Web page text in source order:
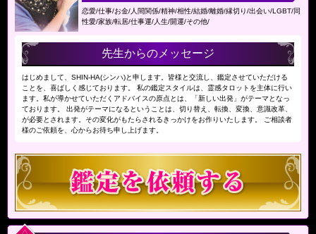
恋愛/仕事/お金/人間関係/精神/相性/結婚/離婚/縁切り/出会い/LGBT/同
性愛/家族/転居/仕事運/人生/開運/その他/
先生からのメッセージ
はじめまして、SHIN-HA(シンハ)と申します。皆様と交流し、鑑定させていただける
ことを、喜ばしく感じております。 私の鑑定スタイルは、霊感タロットを主体に行い
ます。私が導かせていただくアドバイスの原点とは、「新しい出発」がテーマとなっ
ております。 出発がテーマになるということは、切り替え、転換、変換、意識改革、
が必要とされます。その変化がもたらされるきっかけをお作りいたします。 ご相談者
様のご依頼を、心からお待ち申し上げます。